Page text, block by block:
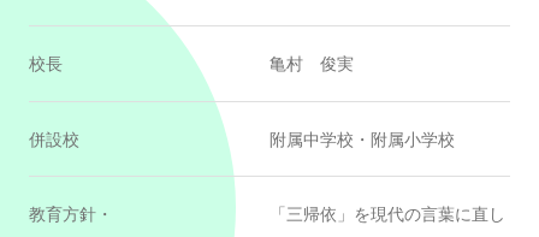
校長 亀村 俊実
併設校 附属中学校・附属小学校
教育方針・
「三帰依」を現代の言葉に直し